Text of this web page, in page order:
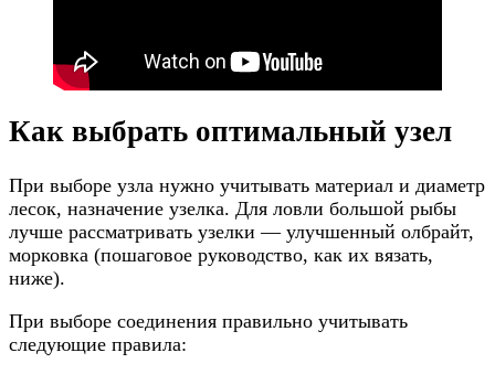
Как выбрать оптимальный узел
При выборе узла нужно учитывать материал и диаметр
лесок, назначение узелка. Для ловли большой рыбы
лучше рассматривать узелки — улучшенный олбрайт,
морковка (пошаговое руководство, как их вязать,
ниже).
При выборе соединения правильно учитывать
следующие правила: